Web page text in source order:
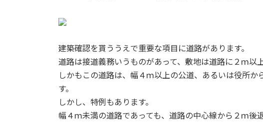
時
:
建築確認を貰ううえで重要な項目に道路があります。
道路は接道義務いうものがあって、敷地は道路に２ｍ以
しかもこの道路は、幅４ｍ以上の公道、あるいは役所
す。
しかし、特例もあります。
幅４ｍ未満の道路であっても、道路の中心線から２ｍ後